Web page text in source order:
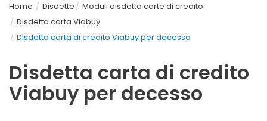
Home Disdette
Moduli disdetta carte di credito
Disdetta carta Viabuy
Disdetta carta di credito Viabuy per decesso
Disdetta carta di credito
Viabuy per decesso